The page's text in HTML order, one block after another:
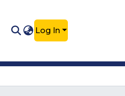
Log In